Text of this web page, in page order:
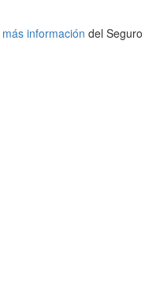
más información del Seguro